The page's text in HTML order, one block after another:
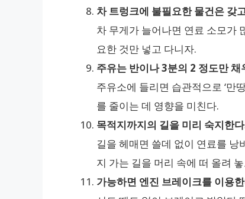
차 트렁크에 불필요한 물건은 갖
차 무게가 늘어나면 연료 소모가
요한 것만 넣고 다니자.
주유는 반이나 3분의 2 정도만 채
주유소에 들리면 습관적으로 ‘만
를 줄이는 데 영향을 미친다.
목적지까지의 길을 미리 숙지한
길을 헤매면 쓸데 없이 연료를
지 가는 길을 머리 속에 떠 올려
가능하면 엔진 브레이크를 이용